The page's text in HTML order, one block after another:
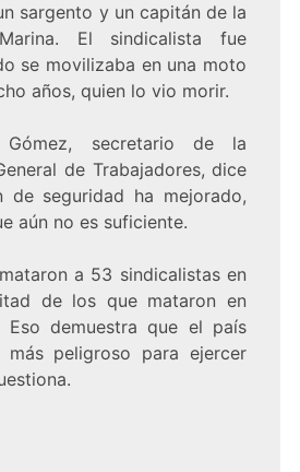
sargento y un capitán de la
El sindicalista fue
se movilizaba en una moto
años, quien lo vio morir.
secretario de la
de Trabajadores, dice
de seguridad ha mejorado,
aún no es suficiente.
a 53 sindicalistas en
de los que mataron en
demuestra que el país
peligroso para ejercer